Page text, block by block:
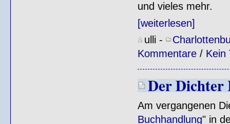
und vieles mehr.
[weiterlesen]
ulli -
Kommentare/ Kein
Der Dichter
Am vergangenen
Buchhandlung" in